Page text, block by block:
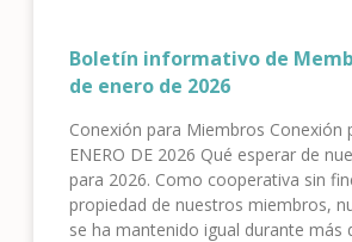
Boletín informativo de
de enero de 2026
Conexión para Miembros Conexión
ENERO DE 2026 Qué esperar de
para 2026. Como cooperativa sin
propiedad de nuestros miembros,
se ha mantenido igual durante más